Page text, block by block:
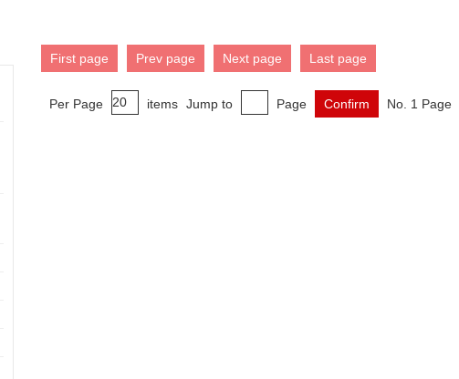
First page Prev page Next page Last page
Per Page items Jump to Page Confirm No. 1 Page